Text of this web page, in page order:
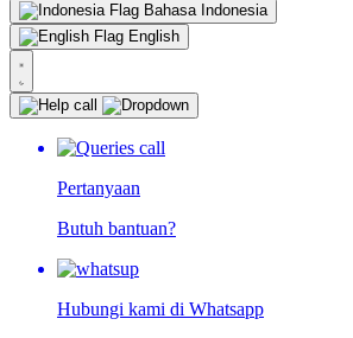
Bahasa Indonesia
English
Pertanyaan
Butuh bantuan?
Hubungi kami di Whatsapp